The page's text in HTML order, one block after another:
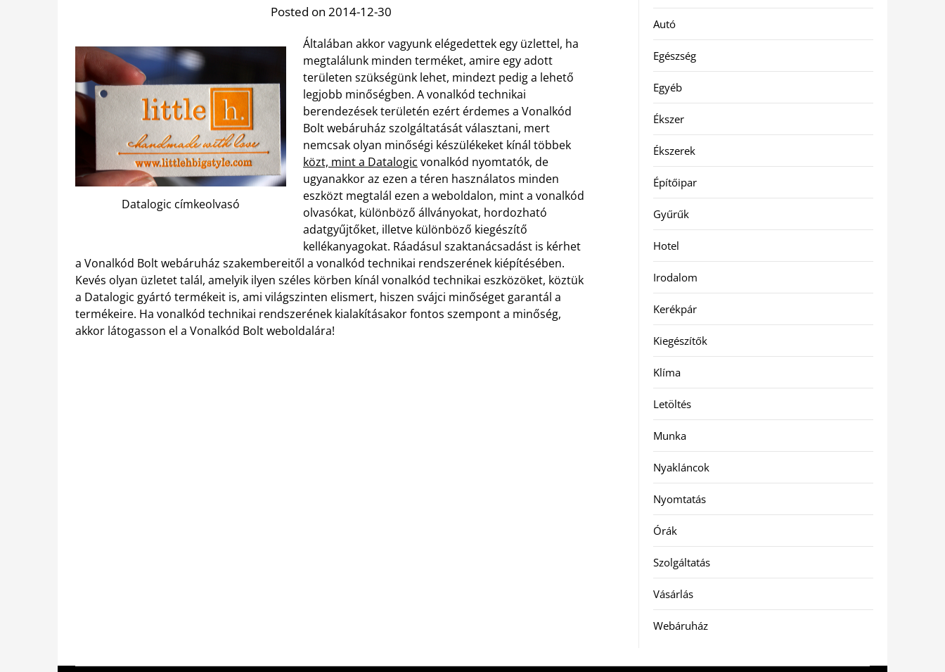
Posted on 2014-12-30
Datalogic címkeolvasó
Általában akkor vagyunk elégedettek egy üzlettel, ha
megtalálunk minden terméket, amire egy adott
területen szükségünk lehet, mindezt pedig a lehető
legjobb minőségben. A vonalkód technikai
berendezések területén ezért érdemes a Vonalkód
Bolt webáruház szolgáltatását választani, mert
nemcsak olyan minőségi készülékeket kínál többek
közt, mint a Datalogic vonalkód nyomtatók, de
ugyanakkor az ezen a téren használatos minden
eszközt megtalál ezen a weboldalon, mint a vonalkód
olvasókat, különböző állványokat, hordozható
adatgyűjtőket, illetve különböző kiegészítő
kellékanyagokat. Ráadásul szaktanácsadást is kérhet
a Vonalkód Bolt webáruház szakembereitől a vonalkód technikai rendszerének kiépítésében.
Kevés olyan üzletet talál, amelyik ilyen széles körben kínál vonalkód technikai eszközöket, köztük
a Datalogic gyártó termékeit is, ami világszinten elismert, hiszen svájci minőséget garantál a
termékeire. Ha vonalkód technikai rendszerének kialakításakor fontos szempont a minőség,
akkor látogasson el a Vonalkód Bolt weboldalára!
Autó
Egészség
Egyéb
Ékszer
Ékszerek
Építőipar
Gyűrűk
Hotel
Irodalom
Kerékpár
Kiegészítők
Klíma
Letöltés
Munka
Nyakláncok
Nyomtatás
Órák
Szolgáltatás
Vásárlás
Webáruház